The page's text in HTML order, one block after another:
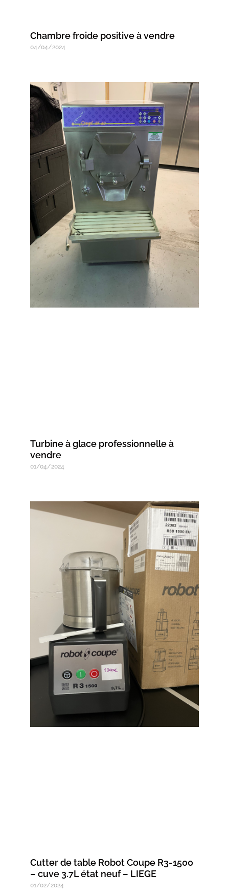
Chambre froide positive à vendre
04/04/2024
Turbine à glace professionnelle à
vendre
01/04/2024
Cutter de table Robot Coupe R3-1500
– cuve 3.7L état neuf – LIEGE
01/02/2024